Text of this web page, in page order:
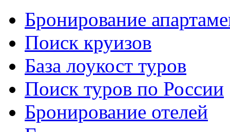
Бронирование
Поиск круизов
База лоукост туров
Поиск туров по России
Бронирование отелей